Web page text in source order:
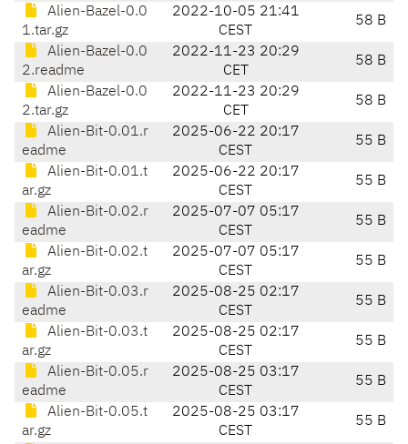
Alien-Bazel-0.0
1.tar.gz
2022-10-05 21:41
CEST
58 B
Alien-Bazel-0.0
2.readme
2022-11-23 20:29
CET
58 B
Alien-Bazel-0.0
2.tar.gz
2022-11-23 20:29
CET
58 B
Alien-Bit-0.01.r
eadme
2025-06-22 20:17
CEST
55 B
Alien-Bit-0.01.t
ar.gz
2025-06-22 20:17
CEST
55 B
Alien-Bit-0.02.r
eadme
2025-07-07 05:17
CEST
55 B
Alien-Bit-0.02.t
ar.gz
2025-07-07 05:17
CEST
55 B
Alien-Bit-0.03.r
eadme
2025-08-25 02:17
CEST
55 B
Alien-Bit-0.03.t
ar.gz
2025-08-25 02:17
CEST
55 B
Alien-Bit-0.05.r
eadme
2025-08-25 03:17
CEST
55 B
Alien-Bit-0.05.t
ar.gz
2025-08-25 03:17
CEST
55 B